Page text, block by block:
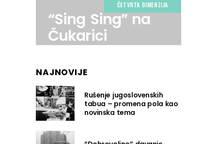
ČETVRTA DIMENZIJA
“Sing Sing” na
Čukarici
NAJNOVIJE
Rušenje jugoslovenskih
tabua – promena pola kao
novinska tema